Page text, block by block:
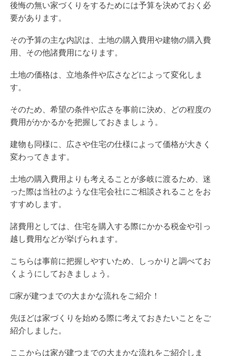
後悔の無い家づくりをするためには予算を決めておく必
要があります。
その予算の主な内訳は、土地の購入費用や建物の購入費
用、その他諸費用になります。
土地の価格は、立地条件や広さなどによって変化しま
す。
そのため、希望の条件や広さを事前に決め、どの程度の
費用がかかるかを把握しておきましょう。
建物も同様に、広さや住宅の仕様によって価格が大きく
変わってきます。
土地の購入費用よりも考えることが多岐に渡るため、迷
った際は当社のような住宅会社にご相談されることをお
すすめします。
諸費用としては、住宅を購入する際にかかる税金や引っ
越し費用などが挙げられます。
こちらは事前に把握しやすいため、しっかりと調べてお
くようにしておきましょう。
□家が建つまでの大まかな流れをご紹介！
先ほどは家づくりを始める際に考えておきたいことをご
紹介しました。
ここからは家が建つまでの大まかな流れをご紹介しま